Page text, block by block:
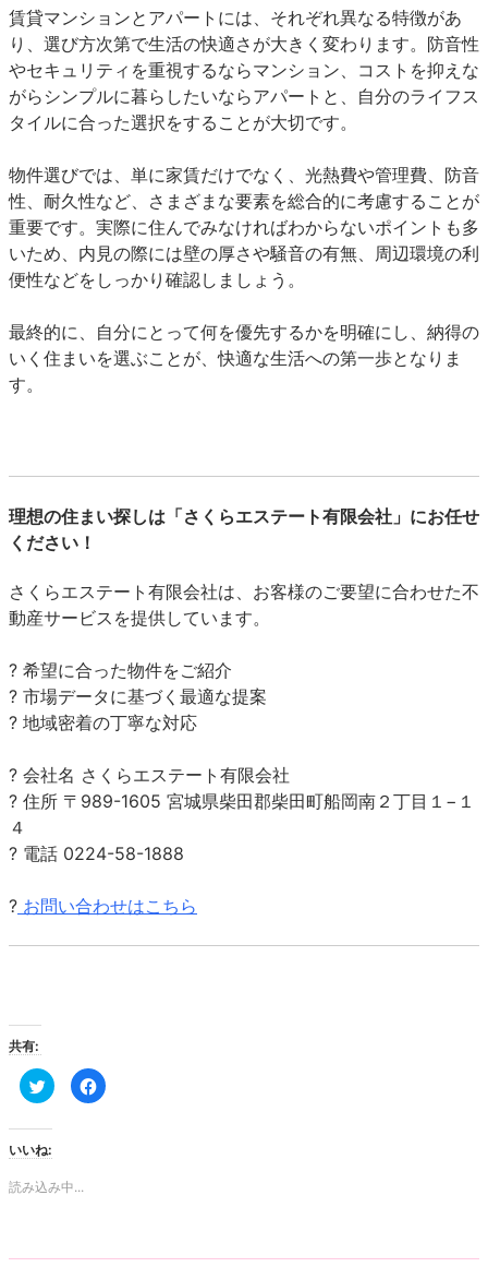
賃貸マンションとアパートには、それぞれ異なる特徴があ
り、選び方次第で生活の快適さが大きく変わります。防音性
やセキュリティを重視するならマンション、コストを抑えな
がらシンプルに暮らしたいならアパートと、自分のライフス
タイルに合った選択をすることが大切です。
物件選びでは、単に家賃だけでなく、光熱費や管理費、防音
性、耐久性など、さまざまな要素を総合的に考慮することが
重要です。実際に住んでみなければわからないポイントも多
いため、内見の際には壁の厚さや騒音の有無、周辺環境の利
便性などをしっかり確認しましょう。
最終的に、自分にとって何を優先するかを明確にし、納得の
いく住まいを選ぶことが、快適な生活への第一歩となりま
す。
理想の住まい探しは「さくらエステート有限会社」にお任せ
ください！
さくらエステート有限会社は、お客様のご要望に合わせた不
動産サービスを提供しています。
? 希望に合った物件をご紹介
? 市場データに基づく最適な提案
? 地域密着の丁寧な対応
? 会社名 さくらエステート有限会社
? 住所 〒989-1605 宮城県柴田郡柴田町船岡南２丁目１−１
４
? 電話 0224-58-1888
? お問い合わせはこちら
共有:
ク
リ
し
て
Twitter
共
有
Facebook
で
いいね:
読み込み中...